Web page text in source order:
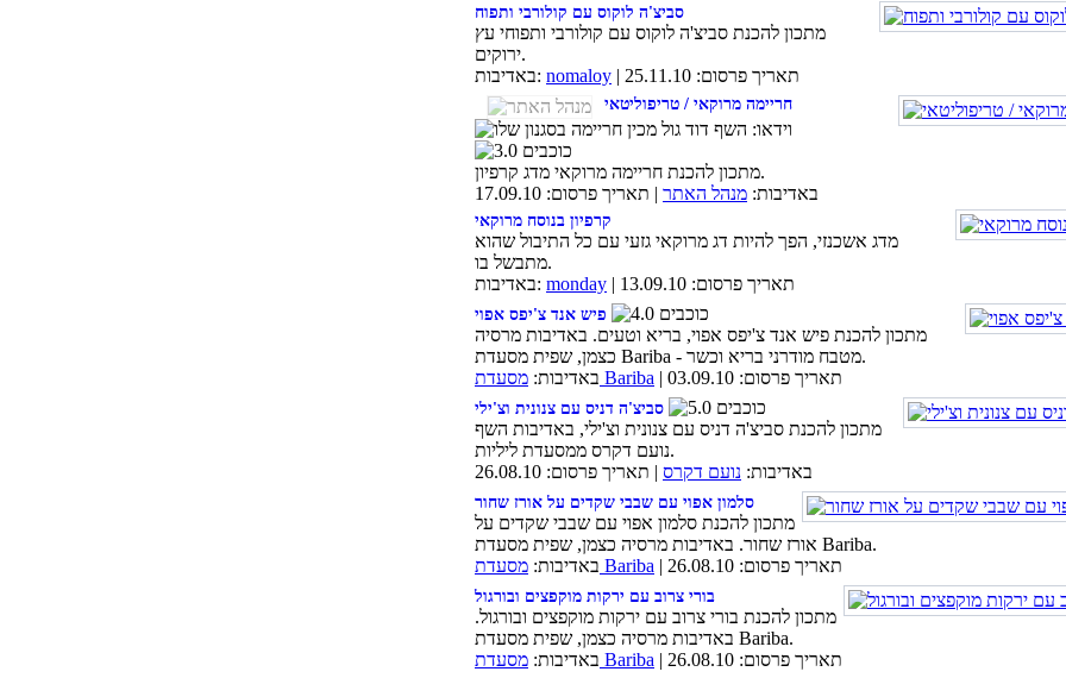
סביצ'ה לוקוס עם קולורבי ותפוח
מתכון להכנת סביצ'ה לוקוס עם קולורבי ותפוחי עץ
ירוקים.
באדיבות: nomaloy | תאריך פרסום: 25.11.10
חריימה מרוקאי / טריפוליטאי
מתכון להכנת חריימה מרוקאי מדג קרפיון.
באדיבות: מנהל האתר | תאריך פרסום: 17.09.10
קרפיון בנוסח מרוקאי
מדג אשכנזי, הפך להיות דג מרוקאי גזעי עם כל התיבול שהוא
מתבשל בו.
באדיבות: monday | תאריך פרסום: 13.09.10
פיש אנד צ'יפס אפוי
מתכון להכנת פיש אנד צ'יפס אפוי, בריא וטעים. באדיבות מרסיה
כצמן, שפית מסעדת Bariba - מטבח מודרני בריא וכשר.
באדיבות: מסעדת Bariba | תאריך פרסום: 03.09.10
סביצ'ה דניס עם צנונית וצ'ילי
מתכון להכנת סביצ'ה דניס עם צנונית וצ'ילי, באדיבות השף
נועם דקרס ממסעדת ליליות.
באדיבות: נועם דקרס | תאריך פרסום: 26.08.10
סלמון אפוי עם שבבי שקדים על אורז שחור
מתכון להכנת סלמון אפוי עם שבבי שקדים על
אורז שחור. באדיבות מרסיה כצמן, שפית מסעדת Bariba.
באדיבות: מסעדת Bariba | תאריך פרסום: 26.08.10
בורי צרוב עם ירקות מוקפצים ובורגול
מתכון להכנת בורי צרוב עם ירקות מוקפצים ובורגול.
באדיבות מרסיה כצמן, שפית מסעדת Bariba.
באדיבות: מסעדת Bariba | תאריך פרסום: 26.08.10